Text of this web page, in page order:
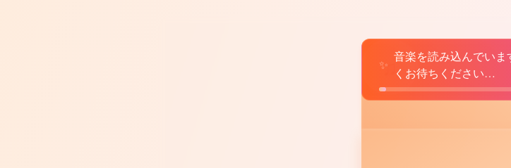
♫
✨
音楽を読み込んでいま
くお待ちください…